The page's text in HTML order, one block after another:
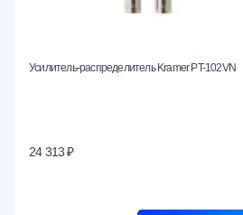
Усилитель-распределитель Kramer PT-102VN
24 313 ₽